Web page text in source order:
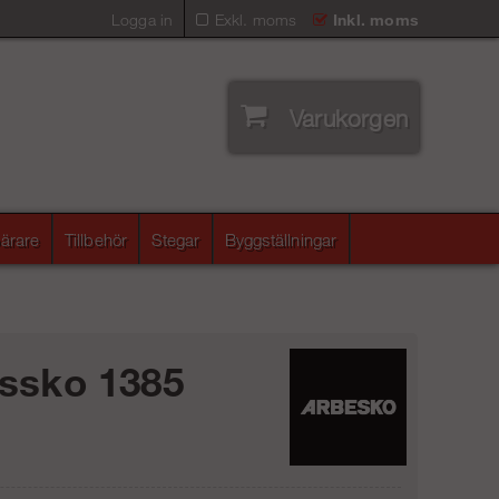
Exkl. moms Inkl. moms
Logga in
Varukorgen
Tillbehör Stegar Byggställningar
1385